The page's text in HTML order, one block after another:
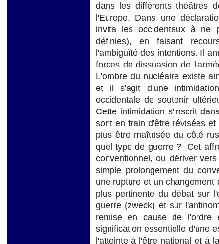
dans les différents théâtres
l'Europe. Dans une
invita les occidentaux à ne
définies), en faisant
l'ambiguïté des intentions. Il
forces de dissuasion de
L'ombre du nucléaire existe
et il s'agit d'une
occidentale de soutenir
Cette intimidation s'inscrit
sont en train d'être révisées
plus être maîtrisée du côté
quel type de guerre ? Cet
conventionnel, ou dériver
simple prolongement du
une rupture et un
plus pertinente du débat sur
guerre (zweck) et sur
remise en cause de l'ordre
signification essentielle d'une
l'atteinte à l'être national et à